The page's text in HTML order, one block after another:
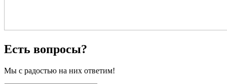
Есть вопросы?
Мы с радостью на них ответим!